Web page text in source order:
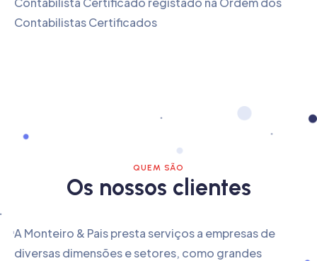
Contabilistas Certificados
QUEM SÃO
Os nossos clientes
A Monteiro & Pais presta serviços a empresas de
diversas dimensões e setores, como grandes